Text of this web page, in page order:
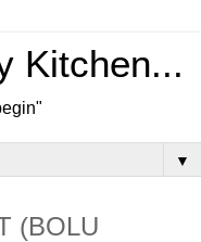
Kitchen...
▼
(BOLU